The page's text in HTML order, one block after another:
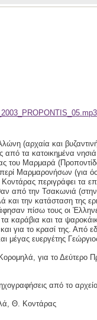
(αρχαία και
από τα κατοικημένα
του Μαρμαρά
Μαρμαρονήσων (για
περιγράφει τα
από την Τσακωνιά
και την κατάσταση της
πίσω τους οι
καράβια και τα
για το κρασί της. Από
μέγας ευεργέτης
για το Δεύτερο
από το
Θ. Κοντάρας